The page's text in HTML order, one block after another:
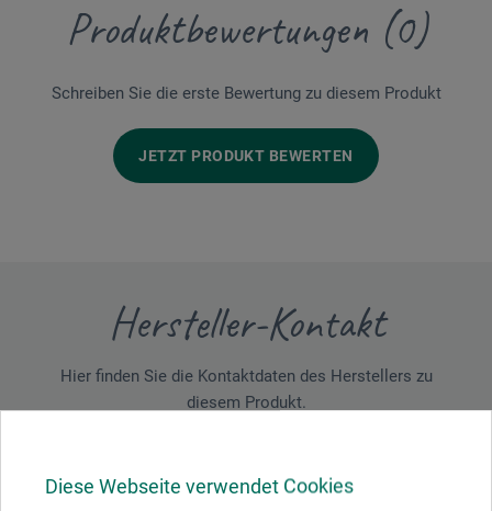
Diese Webseite verwendet Cookies
Produktbewertungen (0)
Schreiben Sie die erste Bewertung zu diesem Produkt
JETZT PRODUKT BEWERTEN
Hersteller-Kontakt
Hier finden Sie die Kontaktdaten des Herstellers zu
diesem Produkt.